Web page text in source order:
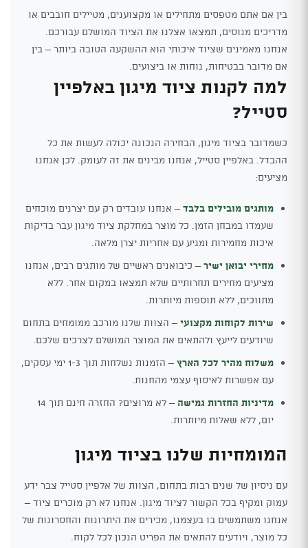
בין אם אתם מטפסים מתחילים או מקצוענים, מטיילים חובבים או
מדריכים מנוסים, תמצאו אצלנו את הציוד המושלם עבורכם.
אנחנו מאמינים שציוד איכותי הוא ההשקעה הטובה ביותר – בין
אם מדובר בבטיחות, נוחות או ביצועים.
למה לקנות ציוד מיגון באלפיין
סטייל?
כשמדובר בציוד מיגון, הבחירה הנכונה יכולה לעשות את כל
ההבדל. באלפיין סטייל, אנחנו מבינים את זה לעומק. לכן אנחנו
מציעים:
מותגים מובילים בלבד– אנחנו עובדים רק עם יצרנים מוכחים
שעמדו במבחן הזמן. כל מוצר במחלקת ציוד מיגון עבר בדיקות
איכות מחמירות ומגיע עם אחריות יצרן מלאה.
מחירי יבואן ישיר– כיבואנים ראשיים של מותגים רבים, אנחנו
מציעים מחירים תחרותיים שלא תמצאו במקום אחר. ללא
מתווכים, ללא תוספות מיותרות.
שירות לקוחות מקצועי– הצוות שלנו מורכב ממומחים בתחום
שיודעים לייעץ ולהתאים את המוצר המושלם לצרכים שלכם.
משלוח מהיר לכל הארץ
– הזמנות נשלחות תוך 1-3 ימי עסקים,
עם אפשרות לאיסוף עצמי מהחנות.
מדיניות החזרות גמישה
– לא מרוצים? החזרה חינם תוך 14
יום, ללא שאלות מיותרות.
המומחיות שלנו בציוד מיגון
עם ניסיון של שנים רבות בתחום, הצוות של אלפיין סטייל צבר ידע
עמוק ומקיף בכל הקשור לציוד מיגון. אנחנו לא רק מוכרים ציוד –
אנחנו משתמשים בו בעצמנו, מכירים את היתרונות והחסרונות של
כל מוצר, ויודעים להתאים את הפריט הנכון לכל לקוח.